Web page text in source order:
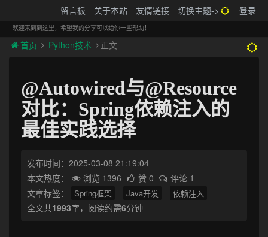
留言板 关于本站 友情链接 切换主题-> 登录
欢迎来到到这里，希望我的分享可以给你一些帮助！
首页 Python技术 正文
@Autowired与@Resource
对比：Spring依赖注入的
最佳实践选择
发布时间：2025-03-08 21:19:04
本文热度：
浏览 1396 赞 0
评论 1
文章标签：
Spring框架 Java开发 依赖注入
全文共1993字，阅读约需6分钟